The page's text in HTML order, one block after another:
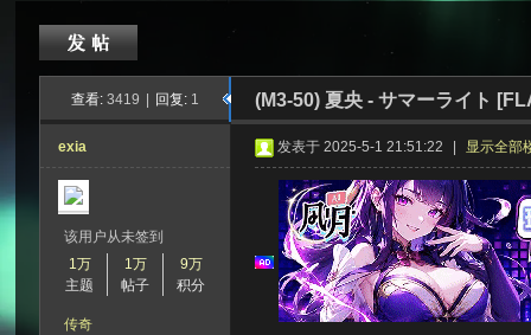
二 » › › › ›
查看: 3419 回复: 1 (M3-50) 夏央 - サマーライト
exia
该用户从未签到
1万
主题
1万
帖子
9万
积分
传奇
发表于 2025-5-1 21:51:22 显示全部